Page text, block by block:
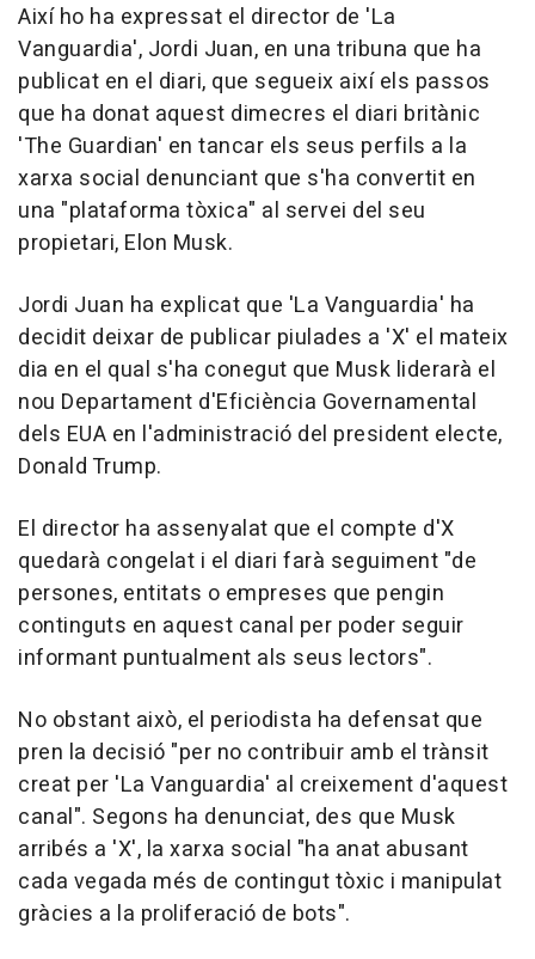
Així ho ha expressat el director de 'La
Vanguardia', Jordi Juan, en una tribuna que ha
publicat en el diari, que segueix així els passos
que ha donat aquest dimecres el diari britànic
'The Guardian' en tancar els seus perfils a la
xarxa social denunciant que s'ha convertit en
una "plataforma tòxica" al servei del seu
propietari, Elon Musk.
Jordi Juan ha explicat que 'La Vanguardia' ha
decidit deixar de publicar piulades a 'X' el mateix
dia en el qual s'ha conegut que Musk liderarà el
nou Departament d'Eficiència Governamental
dels EUA en l'administració del president electe,
Donald Trump.
El director ha assenyalat que el compte d'X
quedarà congelat i el diari farà seguiment "de
persones, entitats o empreses que pengin
continguts en aquest canal per poder seguir
informant puntualment als seus lectors".
No obstant això, el periodista ha defensat que
pren la decisió "per no contribuir amb el trànsit
creat per 'La Vanguardia' al creixement d'aquest
canal". Segons ha denunciat, des que Musk
arribés a 'X', la xarxa social "ha anat abusant
cada vegada més de contingut tòxic i manipulat
gràcies a la proliferació de bots".